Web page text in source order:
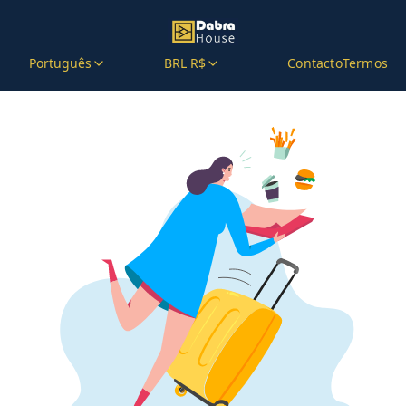
Português BRL R$ ContactoTermos